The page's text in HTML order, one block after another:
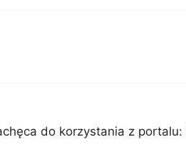
do korzystania z portalu: